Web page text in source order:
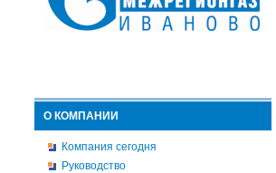
О КОМПАНИИ
Компания сегодня
Руководство